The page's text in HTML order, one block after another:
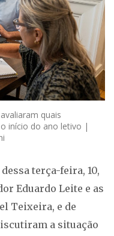
quais
início do ano letivo |
terça-feira, 10,
Eduardo Leite e as
Teixeira, e de
a situação